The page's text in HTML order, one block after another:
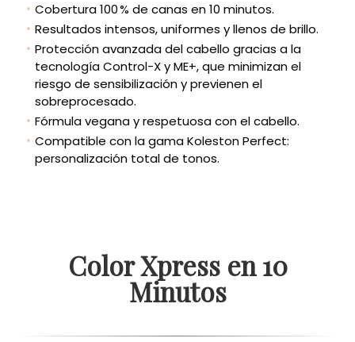
Cobertura 100 % de canas en 10 minutos.
Resultados intensos, uniformes y llenos de brillo.
Protección avanzada del cabello gracias a la
tecnología Control-X y ME+, que minimizan el
riesgo de sensibilización y previenen el
sobreprocesado.
Fórmula vegana y respetuosa con el cabello.
Compatible con la gama Koleston Perfect:
personalización total de tonos.
Color Xpress en 10
Minutos